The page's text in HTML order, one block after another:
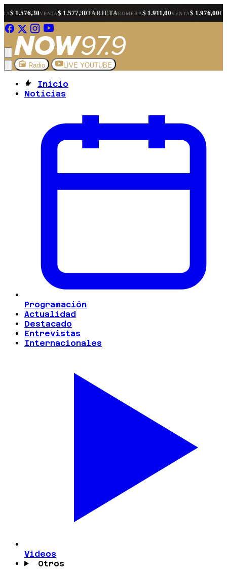
VENTA$ 1.577,30TARJETACOMPRA$ 1.911,00 VENTA$ 1.976,00
Radio LIVE YOUTUBE
Inicio
Noticias
Programación
Actualidad
Destacado
Entrevistas
Internacionales
Videos
Otros